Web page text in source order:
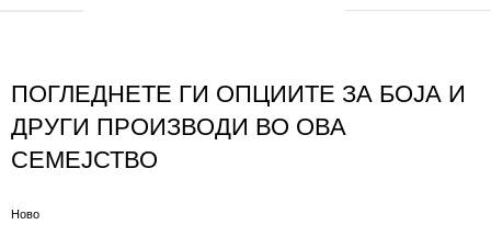
ПОГЛЕДНЕТЕ ГИ ОПЦИИТЕ ЗА БОЈА И
ДРУГИ ПРОИЗВОДИ ВО ОВА
СЕМЕЈСТВО
Ново